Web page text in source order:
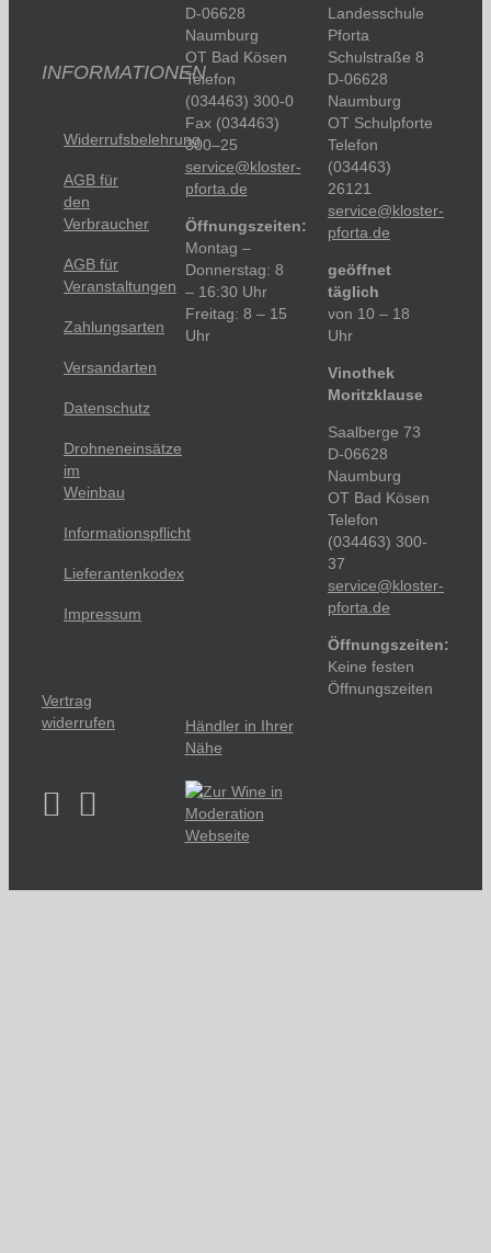
INFORMATIONEN
Widerrufsbelehrung
AGB für
den
Verbraucher
AGB für
Veranstaltungen
Zahlungsarten
Versandarten
Datenschutz
Drohneneinsätze
im
Weinbau
Informationspflicht
Lieferantenkodex
Impressum
Vertrag
widerrufen
D-06628
Naumburg
OT Bad Kösen
Telefon
(034463) 300-0
Fax (034463)
300–25
service@kloster-
pforta.de
Öffnungszeiten:
Montag –
Donnerstag: 8
– 16:30 Uhr
Freitag: 8 – 15
Uhr
Landesschule
Pforta
Schulstraße 8
D-06628
Naumburg
OT Schulpforte
Telefon
(034463)
26121
service@kloster-
pforta.de
geöffnet
täglich
von 10 – 18
Uhr
Vinothek
Moritzklause
Saalberge 73
D-06628
Naumburg
OT Bad Kösen
Telefon
(034463) 300-
37
service@kloster-
pforta.de
Öffnungszeiten:
Keine festen
Öffnungszeiten
Händler in Ihrer
Nähe